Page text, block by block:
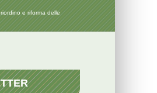
e riforma delle